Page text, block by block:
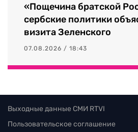
«Пощечина братской
сербские политики
визита Зеленского
07.08.2026 / 18:43
Выходные данные СМИ RTVI
Пользовательское соглашение